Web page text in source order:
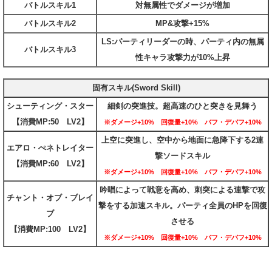
バトルスキル1
対無属性でダメージが増加
バトルスキル2
MP&攻撃+15%
バトルスキル3
LS:パーティリーダーの時、パーティ内の無属
性キャラ攻撃力が10%上昇
固有スキル(Sword Skill)
シューティング・スター
【消費MP:50 LV2】
細剣の突進技。超高速のひと突きを見舞う
※ダメージ+10% 回復量+10% バフ・デバフ+10%
エアロ・ぺネトレイター
【消費MP:60 LV2】
上空に突進し、空中から地面に急降下する2連
撃ソードスキル
※ダメージ+10% 回復量+10% バフ・デバフ+10%
チャント・オブ・ブレイ
ブ
【消費MP:100 LV2】
吟唱によって戦意を高め、刺突による連撃で攻
撃をする加速スキル。パーティ全員のHPを回復
させる
※ダメージ+10% 回復量+10% バフ・デバフ+10%